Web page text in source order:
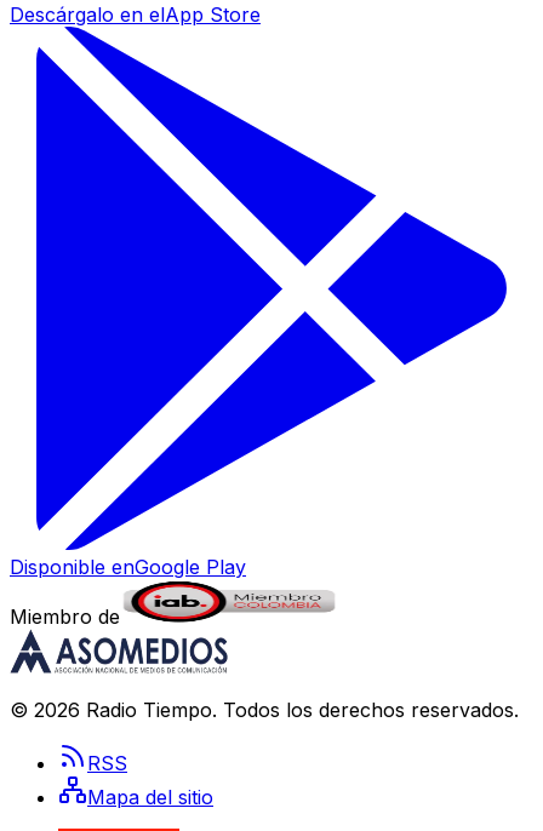
Descárgalo en elApp Store
Disponible enGoogle Play
Miembro de
© 2026 Radio Tiempo. Todos los derechos reservados.
RSS
Mapa del sitio